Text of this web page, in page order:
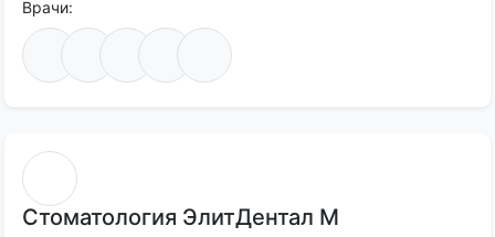
Врачи:
Стоматология ЭлитДентал М